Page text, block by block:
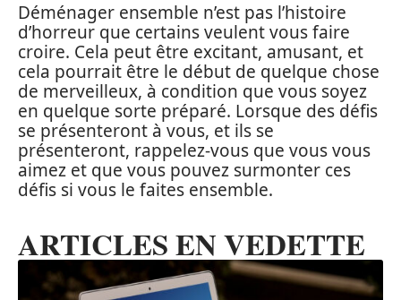
Déménager ensemble n’est pas l’histoire
d’horreur que certains veulent vous faire
croire. Cela peut être excitant, amusant, et
cela pourrait être le début de quelque chose
de merveilleux, à condition que vous soyez
en quelque sorte préparé. Lorsque des défis
se présenteront à vous, et ils se
présenteront, rappelez-vous que vous vous
aimez et que vous pouvez surmonter ces
défis si vous le faites ensemble.
ARTICLES EN VEDETTE